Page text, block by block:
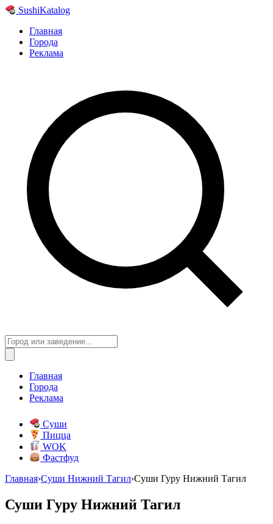
SushiKatalog
Главная
Города
Реклама
Главная
Города
Реклама
Суши
Пицца
WOK
Фастфуд
Главная›Суши Нижний Тагил›Суши Гуру Нижний Тагил
Суши Гуру Нижний Тагил